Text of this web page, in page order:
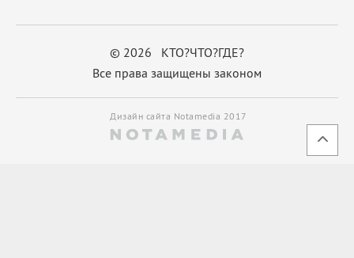
© 2026 КТО?ЧТО?ГДЕ?
Все права защищены законом
Дизайн сайта Notamedia 2017